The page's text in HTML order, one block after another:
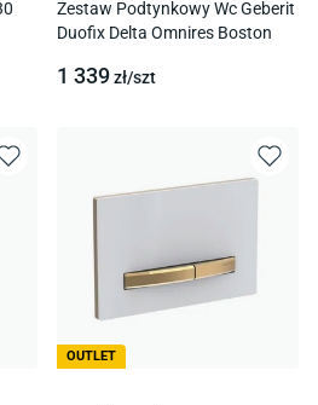
Zestaw Podtynkowy Wc Geberit
Duofix Delta Omnires Boston
1 339zł/szt
OUTLET